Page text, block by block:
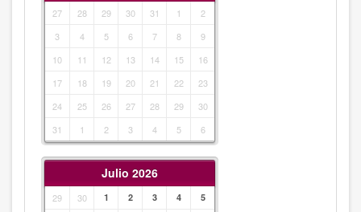
27 28 29 30 31 1
2
3
4 5 6 7 8
9
10
11 12 13 14 15
16
17
18 19 20 21 22
23
24
25 26 27 28 29
30
31
1 2 3 4 5 6
Julio 2026
29 30 1 2 3 4
5